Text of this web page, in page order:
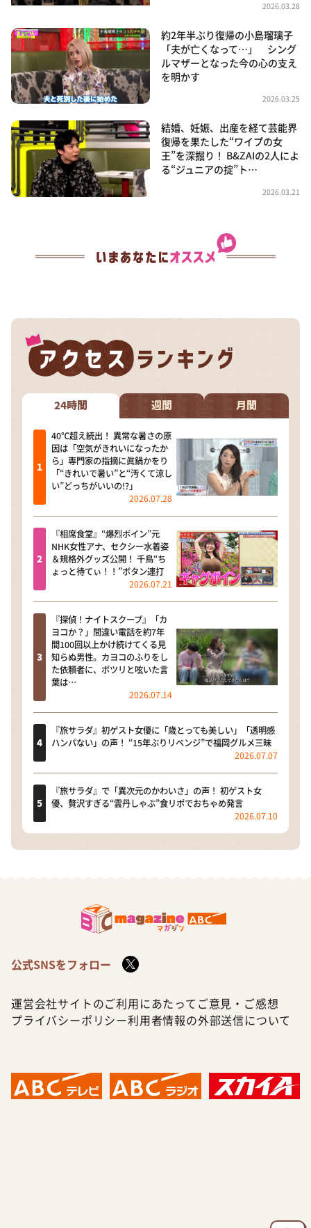
2026.03.28
約2年半ぶり復帰の小島瑠璃子
「夫が亡くなって…」 シング
ルマザーとなった今の心の支え
を明かす
2026.03.25
結婚、妊娠、出産を経て芸能界
復帰を果たした“ワイプの女
王”を深掘り！ B&ZAIの2人によ
る“ジュニアの掟”ト…
2026.03.21
24時間 週間 月間
40℃超え続出！ 異常な暑さの原
因は「空気がきれいになったか
ら」専門家の指摘に眞鍋かをり
「“きれいで暑い”と“汚くて涼し
い”どっちがいいの!?」
2026.07.28
『相席食堂』“爆烈ボイン”元
NHK女性アナ、セクシー水着姿
＆規格外グッズ公開！ 千鳥“ち
ょっと待てぃ！！”ボタン連打
2026.07.21
『探偵！ナイトスクープ』「カ
ヨコか？」間違い電話を約7年
間100回以上かけ続けてくる見
知らぬ男性。カヨコのふりをし
た依頼者に、ポツリと呟いた言
葉は…
2026.07.14
『旅サラダ』初ゲスト女優に「歳とっても美しい」「透明感
ハンパない」の声！ “15年ぶりリベンジ”で福岡グルメ三昧
2026.07.07
『旅サラダ』で「異次元のかわいさ」の声！ 初ゲスト女
優、贅沢すぎる“雲丹しゃぶ”食リポでおちゃめ発言
2026.07.10
公式SNSをフォロー
運営会社サイトのご利用にあたって ご意見・ご感想
プライバシーポリシー利用者情報の外部送信について